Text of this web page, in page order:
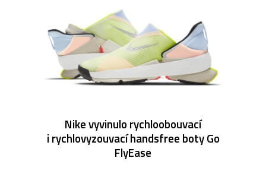
Nike vyvinulo rychloobouvací
i rychlovyzouvací handsfree boty Go
FlyEase